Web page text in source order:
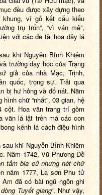
đều được xây dựng theo
vì gỗ kết cấu kiểu
trụ trốn”, “vì ván mê”,
với các đề tài hoa dây lá
khi Nguyễn Bỉnh Khiêm
trường dạy học của Trạng
giả của nhà Mạc, Trịnh,
quốc, trọng sự. Trải qua
bị hư hỏng và đổ nát. Năm
chữ “nhất”, 03 gian, hệ
cột. Hoa văn trang trí gồm
văn lá lật trên má các con
kênh lá cách điệu hình
khi Nguyễn Bỉnh Khiêm
Năm 1742, Vũ Phương Đề
tấm bia cũ nhưng nét chữ
năm 1777, La sơn Phu tử
Am đã có bài ngũ ngôn ghi
Tuyết giang”. Như vậy,